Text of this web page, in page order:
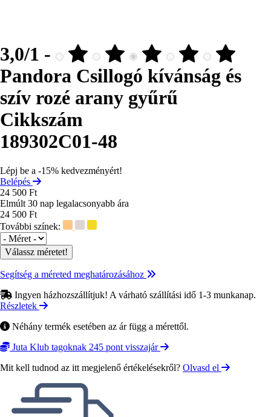
3,0/1 -
Pandora Csillogó kívánság és
szív rozé arany gyűrű
Cikkszám
189302C01-48
Lépj be a -15% kedvezményért!
Belépés
24 500 Ft
Elmúlt 30 nap legalacsonyabb ára
24 500 Ft
További színek:
Méret
Segítség a méreted meghatározásához
Ingyen házhozszállítjuk! A várható szállítási idő 1-3 munkanap.
Részletek
Néhány termék esetében az ár függ a mérettől.
Juta Klub tagoknak 245 pont visszajár
Mit kell tudnod az itt megjelenő értékelésekről? Olvasd el